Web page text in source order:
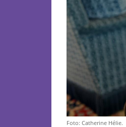
Foto: Catherine Hélie.